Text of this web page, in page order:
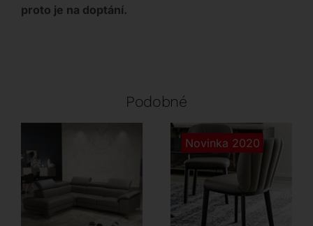
proto je na doptání.
Podobné
Novinka 2020